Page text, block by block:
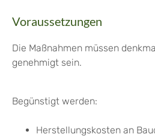
Voraussetzungen
Die Maßnahmen müssen
genehmigt sein.
Begünstigt werden:
Herstellungskosten an